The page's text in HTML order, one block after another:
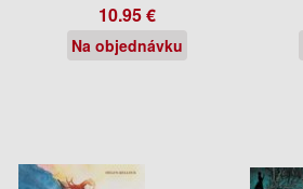
10.95 €
Na objednávku